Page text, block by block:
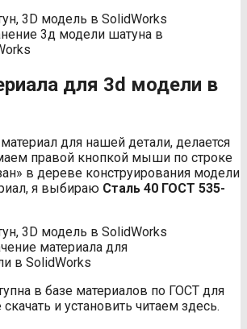
3д модели шатуна в
для 3d модели в
для нашей детали, делается
правой кнопкой мыши по строке
в дереве конструирования модели
я выбираю Сталь 40 ГОСТ 535-
материала для
в SolidWorks
в базе материалов по ГОСТ для
и установить читаем здесь.